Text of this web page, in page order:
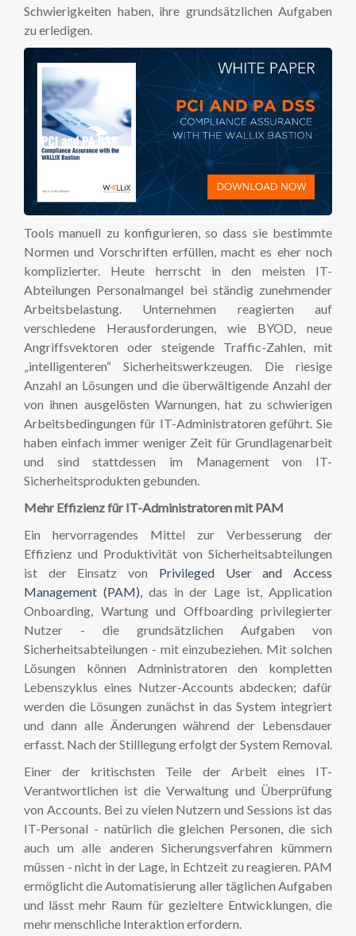
Schwierigkeiten haben, ihre grundsätzlichen Aufgaben
zu erledigen.
Tools manuell zu konfigurieren, so dass sie bestimmte
Normen und Vorschriften erfüllen, macht es eher noch
komplizierter. Heute herrscht in den meisten IT-
Abteilungen Personalmangel bei ständig zunehmender
Arbeitsbelastung. Unternehmen reagierten auf
verschiedene Herausforderungen, wie BYOD, neue
Angriffsvektoren oder steigende Traffic-Zahlen, mit
„intelligenteren“ Sicherheitswerkzeugen. Die riesige
Anzahl an Lösungen und die überwältigende Anzahl der
von ihnen ausgelösten Warnungen, hat zu schwierigen
Arbeitsbedingungen für IT-Administratoren geführt. Sie
haben einfach immer weniger Zeit für Grundlagenarbeit
und sind stattdessen im Management von IT-
Sicherheitsprodukten gebunden.
Mehr Effizienz für IT-Administratoren mit PAM
Ein hervorragendes Mittel zur Verbesserung der
Effizienz und Produktivität von Sicherheitsabteilungen
ist der Einsatz von Privileged User and Access
Management (PAM),das in der Lage ist, Application
Onboarding, Wartung und Offboarding privilegierter
Nutzer - die grundsätzlichen Aufgaben von
Sicherheitsabteilungen - mit einzubeziehen. Mit solchen
Lösungen können Administratoren den kompletten
Lebenszyklus eines Nutzer-Accounts abdecken; dafür
werden die Lösungen zunächst in das System integriert
und dann alle Änderungen während der Lebensdauer
erfasst. Nach der Stilllegung erfolgt der System Removal.
Einer der kritischsten Teile der Arbeit eines IT-
Verantwortlichen ist die Verwaltung und Überprüfung
von Accounts. Bei zu vielen Nutzern und Sessions ist das
IT-Personal - natürlich die gleichen Personen, die sich
auch um alle anderen Sicherungsverfahren kümmern
müssen - nicht in der Lage, in Echtzeit zu reagieren. PAM
ermöglicht die Automatisierung aller täglichen Aufgaben
und lässt mehr Raum für gezieltere Entwicklungen, die
mehr menschliche Interaktion erfordern.